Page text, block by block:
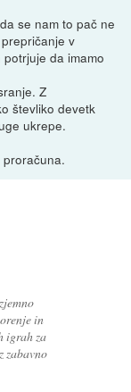
se nam to pač ne
v
da imamo
Z
števliko devetk
ukrepe.
in
igrah za
zabavno